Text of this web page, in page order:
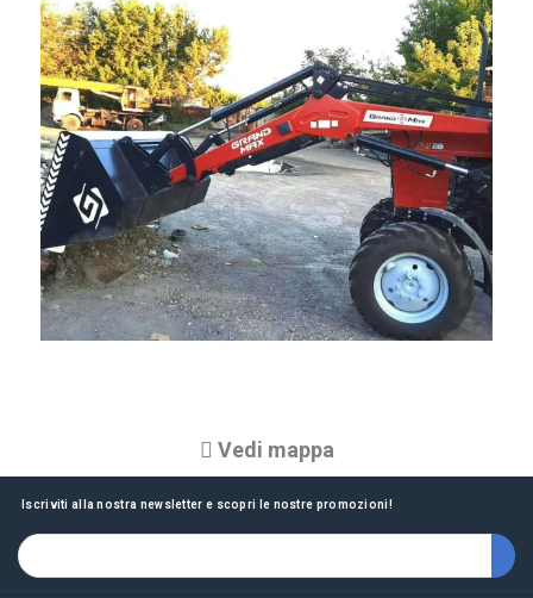
Vedi mappa
Iscriviti alla nostra newsletter e scopri le nostre promozioni!